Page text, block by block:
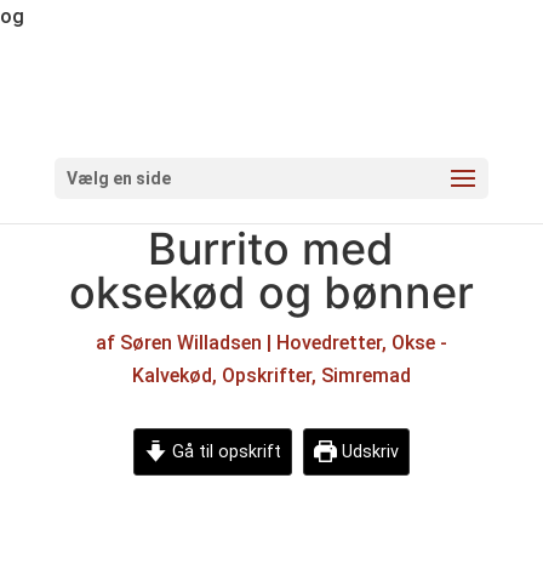
og
Vælg en side
Burrito med
oksekød og bønner
af Søren Willadsen | Hovedretter, Okse -
Kalvekød, Opskrifter, Simremad
Gå til opskrift Udskriv